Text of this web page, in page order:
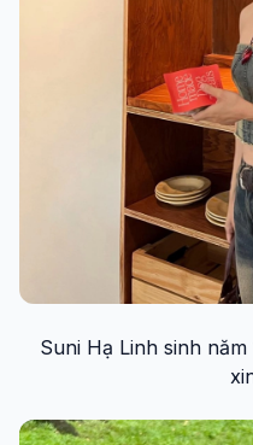
Suni Hạ Linh sinh